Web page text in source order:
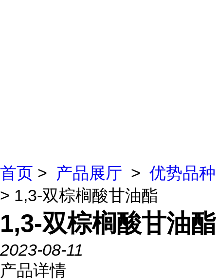
首页 > 产品展厅 > 优势品种
> 1,3-双棕榈酸甘油酯
1,3-双棕榈酸甘油酯
2023-08-11
产品详情